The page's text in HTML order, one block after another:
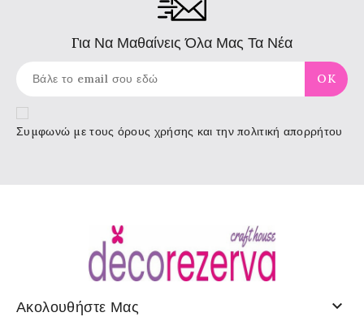
Για Να Μαθαίνεις Όλα Μας Τα Νέα
Συμφωνώ με τους όρους χρήσης και την πολιτική απορρήτου
Ακολουθήστε Μας 